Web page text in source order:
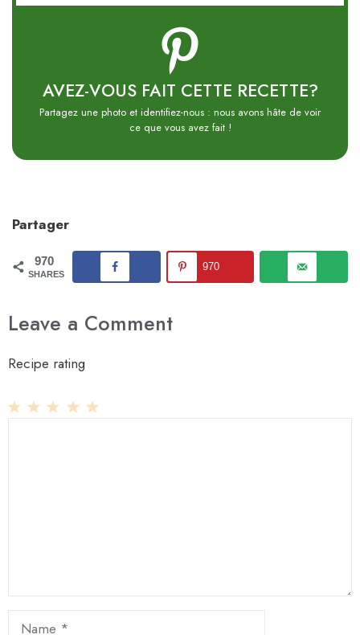
AVEZ-VOUS FAIT CETTE RECETTE?
Partagez une photo et identifiez-nous : nous avons hâte de voir
ce que vous avez fait !
Partager
970
SHARES
970
Leave a Comment
Recipe rating
Name